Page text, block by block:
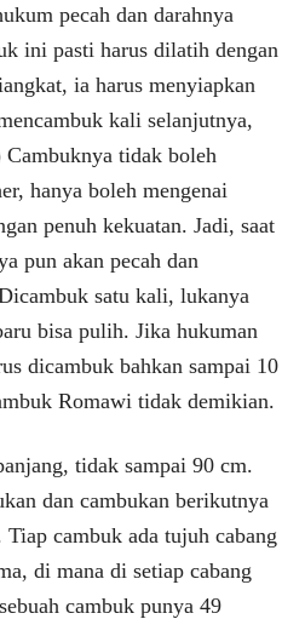
pecah dan darahnya
ini pasti harus dilatih dengan
ia harus menyiapkan
kali selanjutnya,
tidak boleh
hanya boleh mengenai
penuh kekuatan. Jadi, saat
pun akan pecah dan
satu kali, lukanya
bisa pulih. Jika hukuman
dicambuk bahkan sampai 10
Romawi tidak demikian.
tidak sampai 90 cm.
dan cambukan berikutnya
Tiap cambuk ada tujuh cabang
di mana di setiap cabang
cambuk punya 49